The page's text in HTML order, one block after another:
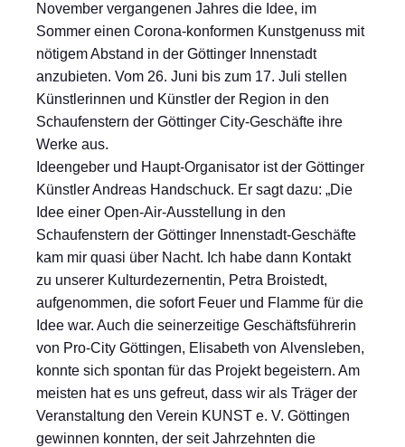
November vergangenen Jahres die Idee, im
Sommer einen Corona-konformen Kunstgenuss mit
nötigem Abstand in der Göttinger Innenstadt
anzubieten. Vom 26. Juni bis zum 17. Juli stellen
Künstlerinnen und Künstler der Region in den
Schaufenstern der Göttinger City-Geschäfte ihre
Werke aus.
Ideengeber und Haupt-Organisator ist der Göttinger
Künstler Andreas Handschuck. Er sagt dazu: „Die
Idee einer Open-Air-Ausstellung in den
Schaufenstern der Göttinger Innenstadt-Geschäfte
kam mir quasi über Nacht. Ich habe dann Kontakt
zu unserer Kulturdezernentin, Petra Broistedt,
aufgenommen, die sofort Feuer und Flamme für die
Idee war. Auch die seinerzeitige Geschäftsführerin
von Pro-City Göttingen, Elisabeth von Alvensleben,
konnte sich spontan für das Projekt begeistern. Am
meisten hat es uns gefreut, dass wir als Träger der
Veranstaltung den Verein KUNST e. V. Göttingen
gewinnen konnten, der seit Jahrzehnten die